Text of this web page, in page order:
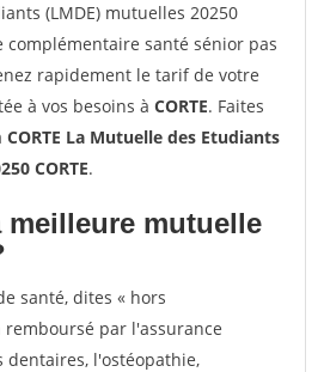
(LMDE) mutuelles 20250
complémentaire santé sénior pas
rapidement le tarif de votre
à vos besoins à CORTE. Faites
CORTE La Mutuelle des Etudiants
CORTE.
meilleure mutuelle
santé, dites « hors
par l'assurance
dentaires, l'ostéopathie,